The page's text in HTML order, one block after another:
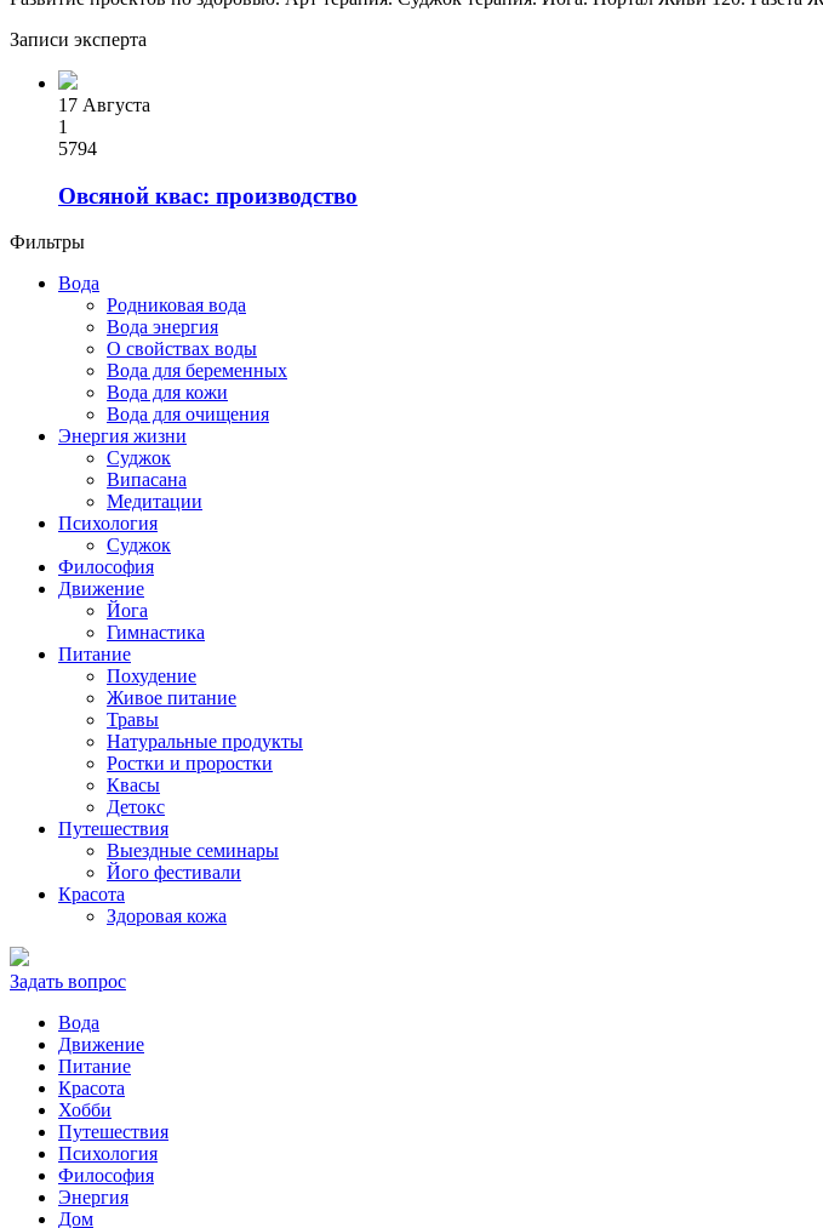
Записи эксперта
17 Августа
1
5794
Овсяной квас: производство
Фильтры
Вода
Родниковая вода
Вода энергия
О свойствах воды
Вода для беременных
Вода для кожи
Вода для очищения
Энергия жизни
Суджок
Випасана
Медитации
Психология
Суджок
Философия
Движение
Йога
Гимнастика
Питание
Похудение
Живое питание
Травы
Натуральные продукты
Ростки и проростки
Квасы
Детокс
Путешествия
Выездные семинары
Його фестивали
Красота
Здоровая кожа
Задать вопрос
Вода
Движение
Питание
Красота
Хобби
Путешествия
Психология
Философия
Энергия
Дом